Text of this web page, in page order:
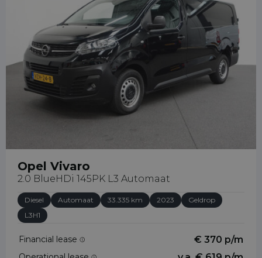
Opel Vivaro
2.0 BlueHDi 145PK L3 Automaat
Diesel Automaat 33.335 km 2023
Geldrop
L3H1
Financial lease € 370 p/m